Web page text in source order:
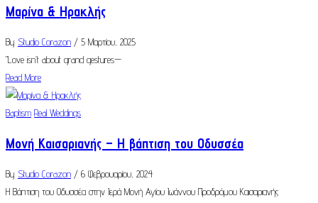
Μαρίνα & Ηρακλής
By Studio Corazon / 5 Μαρτίου, 2025
"Love isn’t about grand gestures—
Read More
Baptism Real Weddings
Μονή Καισαριανής – Η βάπτιση του Οδυσσέα
By Studio Corazon / 6 Φεβρουαρίου, 2024
Η Βάπτιση του Οδυσσέα στην Ιερά Μονή Αγίου Ιωάννου Προδρόμου Καισαριανής